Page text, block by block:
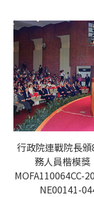
行政院連戰院長
務人員楷模獎
MOFA110064CC-
NE00141-